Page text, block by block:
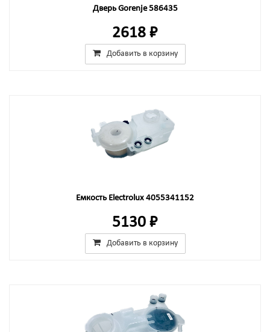
Дверь Gorenje 586435
2618 ₽
Добавить в корзину
Емкость Electrolux 4055341152
5130 ₽
Добавить в корзину